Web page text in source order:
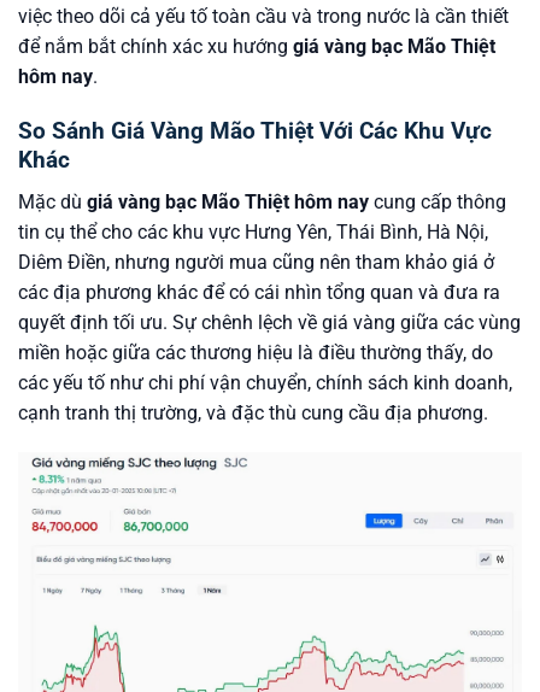
việc theo dõi cả yếu tố toàn cầu và trong nước là cần thiết
để nắm bắt chính xác xu hướng giá vàng bạc Mão Thiệt
hôm nay.
So Sánh Giá Vàng Mão Thiệt Với Các Khu Vực
Khác
Mặc dù giá vàng bạc Mão Thiệt hôm nay cung cấp thông
tin cụ thể cho các khu vực Hưng Yên, Thái Bình, Hà Nội,
Diêm Điền, nhưng người mua cũng nên tham khảo giá ở
các địa phương khác để có cái nhìn tổng quan và đưa ra
quyết định tối ưu. Sự chênh lệch về giá vàng giữa các vùng
miền hoặc giữa các thương hiệu là điều thường thấy, do
các yếu tố như chi phí vận chuyển, chính sách kinh doanh,
cạnh tranh thị trường, và đặc thù cung cầu địa phương.